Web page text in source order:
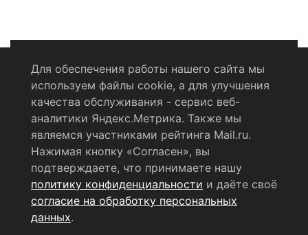
Политика конфиденциальности
Согласие на обработку персональных данных
RSS-лента
© 2004 - 2026 Сетевое издание Щёлковское ТВ.
Свидетельство о регистрации СМИ
ЭЛ № ФС 77 - 79754 от 07.12.2020 г.
Для обеспечения работы нашего сайта мы
используем файлы cookie, а для улучшения
качества обслуживания - сервис веб-
аналитики Яндекс.Метрика. Также мы
являемся участниками рейтинга Mail.ru.
Нажимая кнопку «Согласен», вы
подтверждаете, что принимаете нашу
политику конфиденциальности и даёте своё
согласие на обработку персональных
данных.